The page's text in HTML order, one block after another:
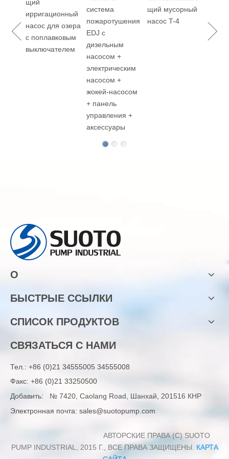
щий
ирригационный
насос для озера
с поплавковым
выключателем
система
пожаротушения
EDJ с
дизельным
насосом +
электрическим
насосом +
жокей-насосом
+ панель
управления +
аксессуары
щий мусорный
насос T-4
О
БЫСТРЫЕ ССЫЛКИ
СПИСОК ПРОДУКТОВ
СВЯЗАТЬСЯ С НАМИ
Тел.: +86 (0)21 34555005 34555008
Факс: +86 (0)21 33250500
Добавить: № 7420, Caolang Road, Шанхай, 201516 КНР
Электронная почта: sales@suotopump.com
АВТОРСКИЕ ПРАВА (C) SUOTO
PUMP INDUSTRIAL, 2015 Г., ВСЕ ПРАВА ЗАЩИЩЕНЫ. КАРТА